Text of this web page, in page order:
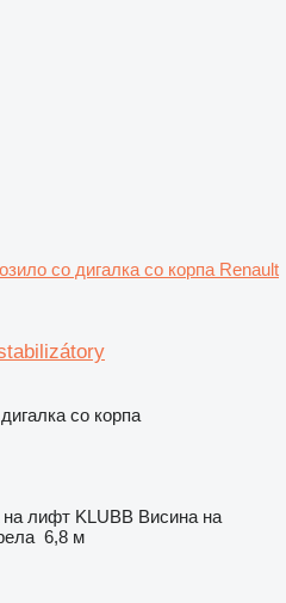
со дигалка со корпа Renault
со корпа
лифт KLUBB Висина на
6,8 м